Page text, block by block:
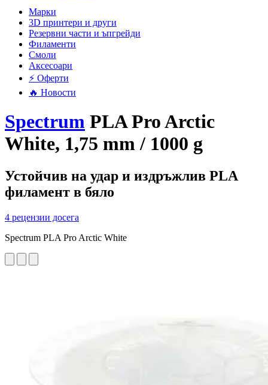
Mарки
3D принтери и други
Резервни части и ъпгрейди
Филаменти
Смоли
Аксесоари
⚡ Оферти
🔥 Новости
Spectrum PLA Pro Arctic
White, 1,75 mm / 1000 g
Устойчив на удар и издръжлив PLA
филамент в бяло
4 рецензии досега
Spectrum PLA Pro Arctic White